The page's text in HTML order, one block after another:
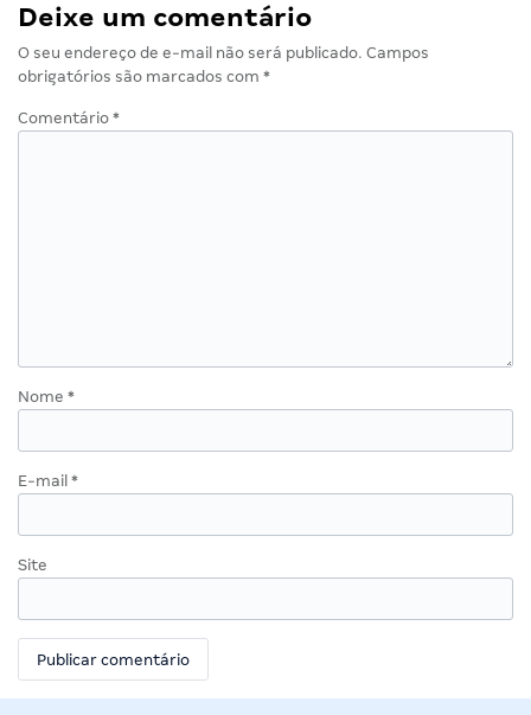
Deixe um comentário
O seu endereço de e-mail não será publicado. Campos
obrigatórios são marcados com *
Comentário *
Nome *
E-mail *
Site